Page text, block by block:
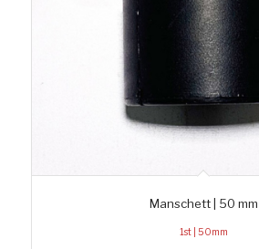
Manschett | 50 mm
1st | 50mm